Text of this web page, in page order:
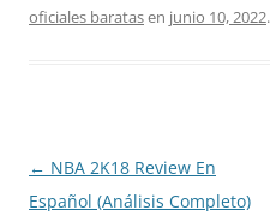
oficiales baratasen junio 10, 2022.
Navegación
de
← NBA 2K18 Review En
Español (Análisis Completo)